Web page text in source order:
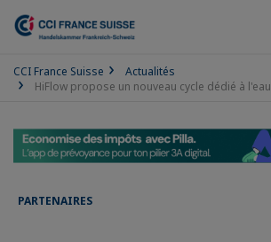
CCI France Suisse
Actualités
HiFlow propose un nouveau cycle dédié à l'eau
PARTENAIRES